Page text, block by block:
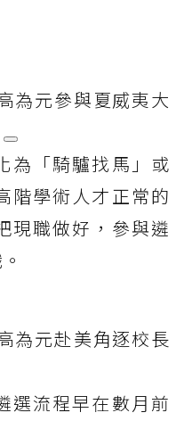
為元參與夏威夷大
為「騎驢找馬」或
階學術人才正常的
現職做好，參與遴
為元赴美角逐校長
選流程早在數月前